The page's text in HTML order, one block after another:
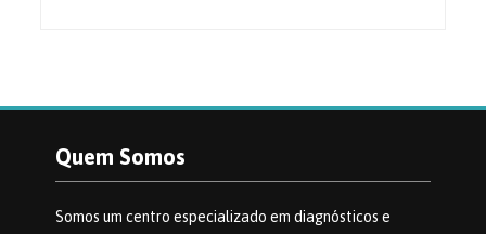
Quem Somos
Somos um centro especializado em diagnósticos e